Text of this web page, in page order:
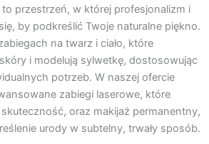
przestrzeń, w której profesjonalizm i
by podkreślić Twoje naturalne piękno.
na twarz i ciało, które
i modelują sylwetkę, dostosowując
potrzeb. W naszej ofercie
zabiegi laserowe, które
oraz makijaż permanentny,
urody w subtelny, trwały sposób.